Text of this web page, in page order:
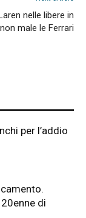
nelle libere in
male le Ferrari
per l’addio
di